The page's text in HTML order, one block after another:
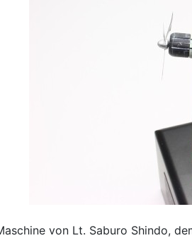
von Lt. Saburo Shindo,